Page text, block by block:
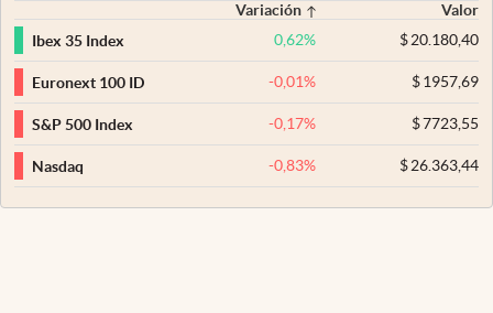
Variación
Valor
Ibex 35 Index
0,62% $20.180,40
Euronext 100 ID -0,01% $1957,69
S&P 500 Index -0,17% $7723,55
Nasdaq -0,83% $26.363,44